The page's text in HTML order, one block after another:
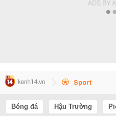
Sport
Bóng đá Hậu Trường